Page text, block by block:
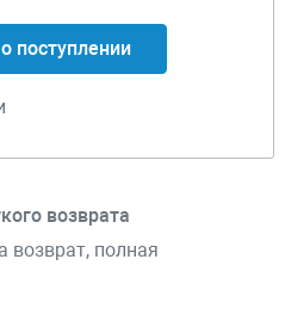
поступлении
возврата
возврат, полная